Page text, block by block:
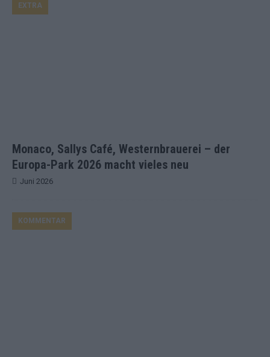
Monaco, Sallys Café, Westernbrauerei – der
Europa-Park 2026 macht vieles neu
EXTRA
Juni 2026
KOMMENTAR